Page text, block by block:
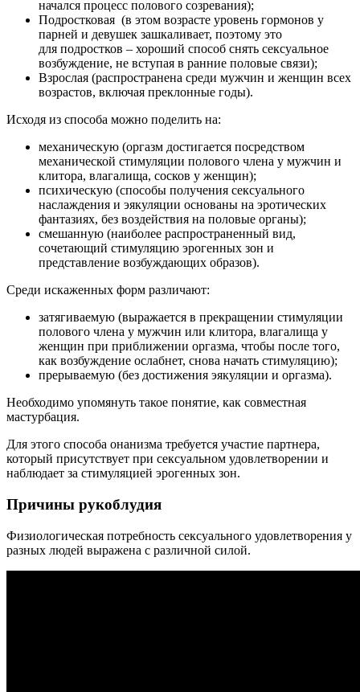
начался процесс полового созревания);
Подростковая (в этом возрасте уровень гормонов у
парней и девушек зашкаливает, поэтому это
для подростков – хороший способ снять сексуальное
возбуждение, не вступая в ранние половые связи);
Взрослая (распространена среди мужчин и женщин всех
возрастов, включая преклонные годы).
Исходя из способа можно поделить на:
механическую (оргазм достигается посредством
механической стимуляции полового члена у мужчин и
клитора, влагалища, сосков у женщин);
психическую (способы получения сексуального
наслаждения и эякуляции основаны на эротических
фантазиях, без воздействия на половые органы);
смешанную (наиболее распространенный вид,
сочетающий стимуляцию эрогенных зон и
представление возбуждающих образов).
Среди искаженных форм различают:
затягиваемую (выражается в прекращении стимуляции
полового члена у мужчин или клитора, влагалища у
женщин при приближении оргазма, чтобы после того,
как возбуждение ослабнет, снова начать стимуляцию);
прерываемую (без достижения эякуляции и оргазма).
Необходимо упомянуть такое понятие, как совместная
мастурбация.
Для этого способа онанизма требуется участие партнера,
который присутствует при сексуальном удовлетворении и
наблюдает за стимуляцией эрогенных зон.
Причины рукоблудия
Физиологическая потребность сексуального удовлетворения у
разных людей выражена с различной силой.